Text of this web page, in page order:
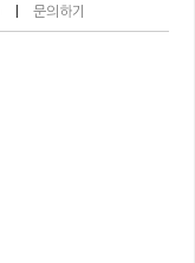
| 문의하기